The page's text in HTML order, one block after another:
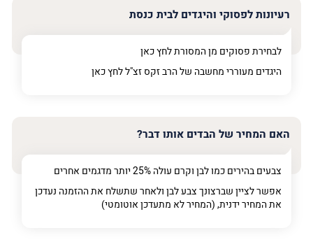
רעיונות לפסוקי והיגדים לבית כנסת
לבחירת פסוקים מן המסורת לחץכאן
היגדים מעוררי מחשבה של הרב זקס זצ"ל לחץכאן
האם המחיר של הבדים אותו דבר?
צבעים בהירים כמו לבן וקרם עולה 25% יותר מדגמים אחרים
אפשר לציין שברצונך צבע לבן ולאחר שתשלח את ההזמנה נעדכן
את המחיר ידנית, (המחיר לא מתעדכן אוטומטי)